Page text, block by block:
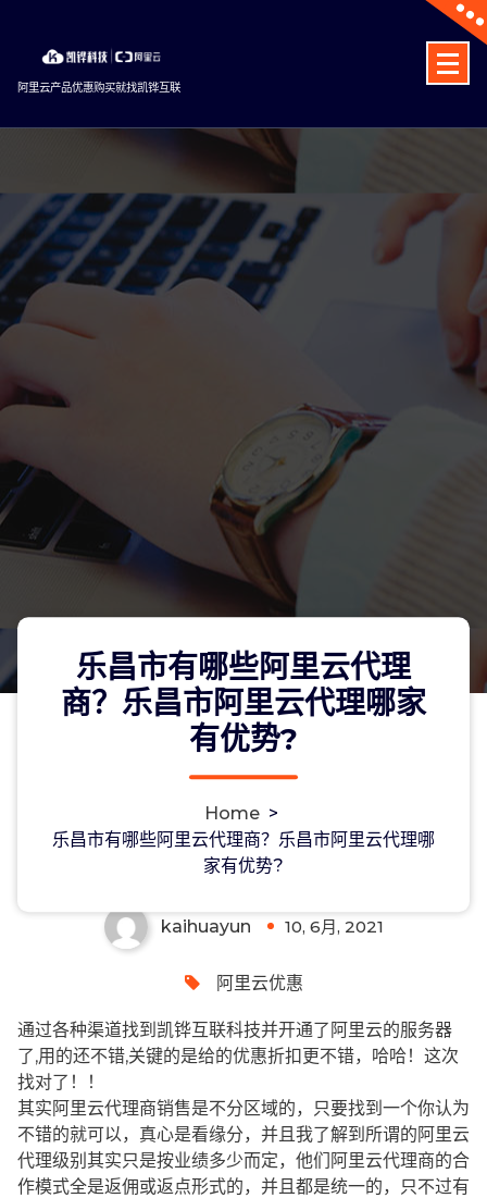
content
阿里云产品优惠购买就找凯铧互联
乐昌市有哪些阿里云代理
商？乐昌市阿里云代理哪家
有优势?
Home >
乐昌市有哪些阿里云代理商？乐昌市阿里云代理哪
家有优势?
里云代理哪家有优势?
kaihuayun 10, 6月, 2021
阿里云优惠
通过各种渠道找到凯铧互联科技并开通了阿里云的服务器
了,用的还不错,关键的是给的优惠折扣更不错，哈哈！这次
找对了！！
其实阿里云代理商销售是不分区域的，只要找到一个你认为
不错的就可以，真心是看缘分，并且我了解到所谓的阿里云
代理级别其实只是按业绩多少而定，他们阿里云代理商的合
作模式全是返佣或返点形式的，并且都是统一的，只不过有